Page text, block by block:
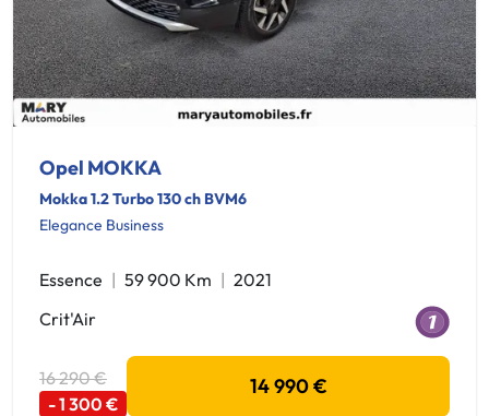
Opel MOKKA
Mokka 1.2 Turbo 130 ch BVM6
Elegance Business
Essence 59 900 Km
2021
Crit'Air
16 290 €
- 1 300 €
14 990 €